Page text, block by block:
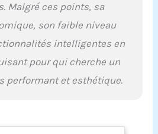
aux utilisateurs de tout
poids et jusqu'à une
taille de 210 cm. Il ne
s'agit pas seulement
d'un appareil de fitness,
mais aussi d'un pont
pour promouvoir la santé
Malgré ces points, sa
son faible niveau
intelligentes en
pour qui cherche un
performant et esthétique.